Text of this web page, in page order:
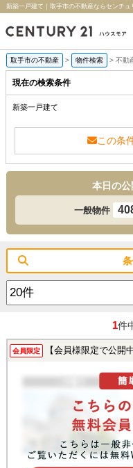
新築一戸建て｜取手市の不動産ならセンチュ
取手市の不動産 > 物件検索 > 不動
現在の検索条件
新築一戸建て
この条
本日の
一般物件
1件
会員限定 【会員様限定で公開